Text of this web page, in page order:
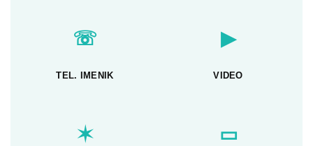
☏
TEL. IMENIK
▶
VIDEO
✶ ▭